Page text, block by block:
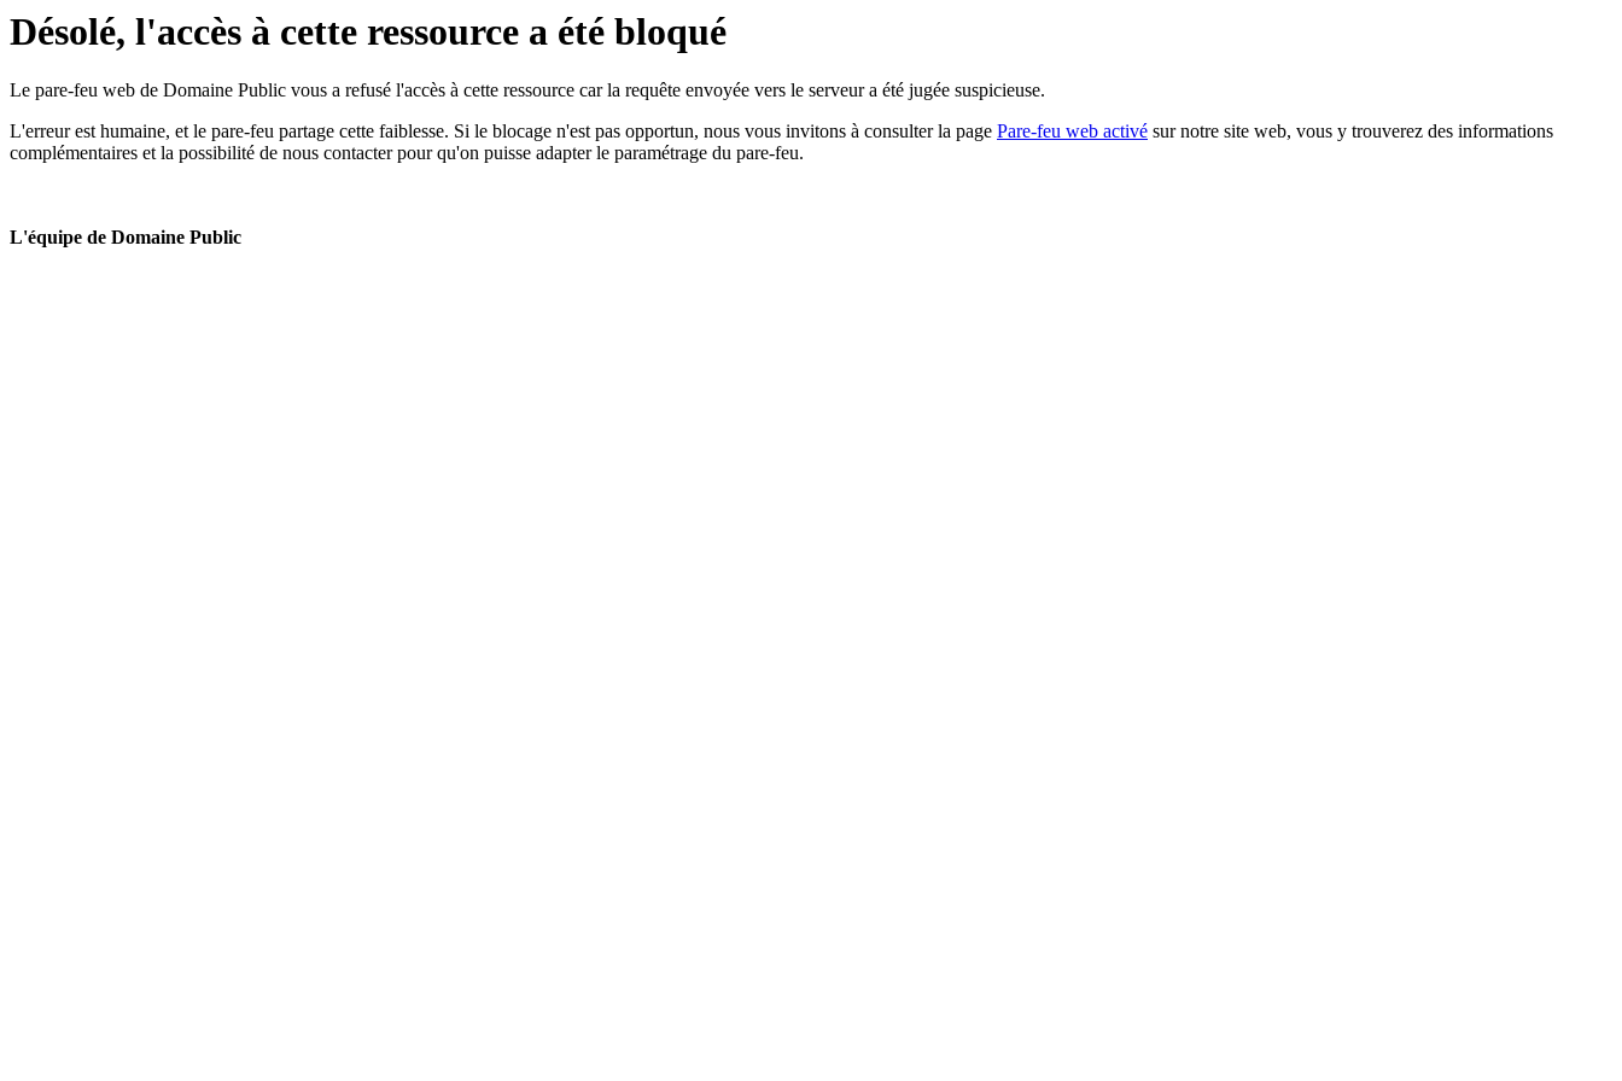
Désolé, l'accès à cette ressource a été bloqué
Le pare-feu web de Domaine Public vous a refusé l'accès à cette ressource car la requête envoyée vers le serveur a été jugée suspicieuse.
L'erreur est humaine, et le pare-feu partage cette faiblesse. Si le blocage n'est pas opportun, nous vous invitons à consulter la page Pare-feu web activé sur notre site web, vous y trouverez des informations
complémentaires et la possibilité de nous contacter pour qu'on puisse adapter le paramétrage du pare-feu.
L'équipe de Domaine Public